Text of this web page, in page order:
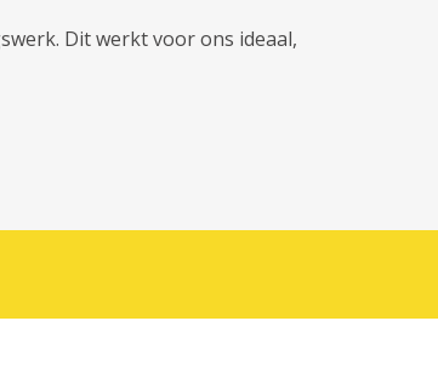
Dit werkt voor ons ideaal,